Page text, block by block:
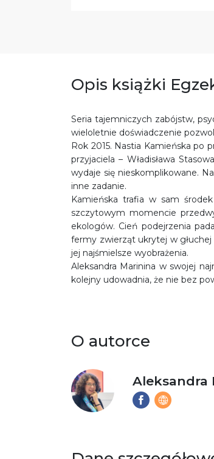
Opis książki
Seria tajemniczych zabójstw,
wieloletnie doświadczenie
Rok 2015. Nastia Kamieńska
przyjaciela – Władisława
wydaje się nieskomplikowane.
inne zadanie.
Kamieńska trafia w sam
szczytowym momencie
ekologów. Cień podejrzenia
fermy zwierząt ukrytej w
jej najśmielsze wyobrażenia.
Aleksandra Marinina w swojej
kolejny udowadnia, że nie bez
O autorce
Aleksandra